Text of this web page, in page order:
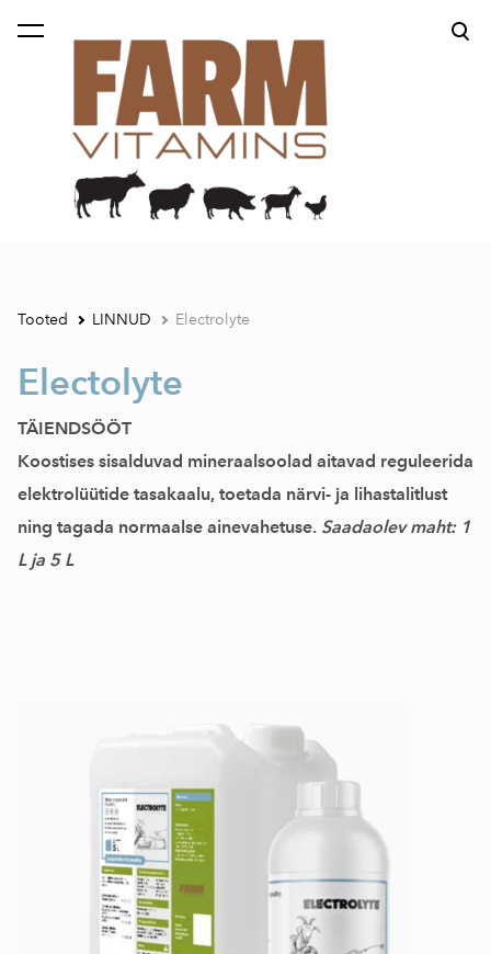
lisati ostukorvi. Vaata ostukorvi
Tooted LINNUD Electrolyte
Electolyte
TÄIENDSÖÖT
Koostises sisalduvad mineraalsoolad aitavad reguleerida
elektrolüütide tasakaalu, toetada närvi- ja lihastalitlust
ning tagada normaalse ainevahetuse. Saadaolev maht: 1
L ja 5 L